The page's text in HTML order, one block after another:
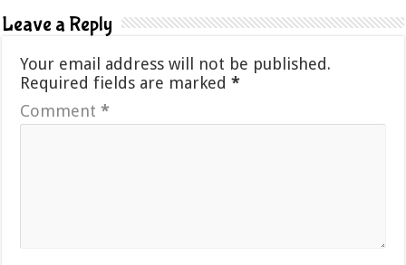
Leave a Reply
Your email address will not be published.
Required fields are marked*
Comment*